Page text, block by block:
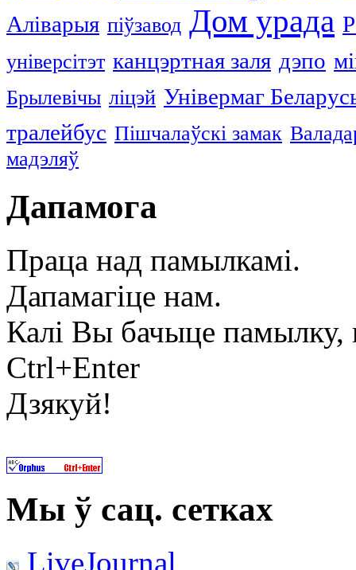
Аліварыя піўзавод Дом урада
універсітэт канцэртная заля дэпо
Брылевічы ліцэй Універмаг
тралейбус Пішчалаўскі замак
мадэляў
Дапамога
Праца над памылкамі.
Дапамагіце нам.
Калі Вы бачыце памылку,
Ctrl+Enter
Дзякуй!
Мы ў сац. сетках
LiveJournal